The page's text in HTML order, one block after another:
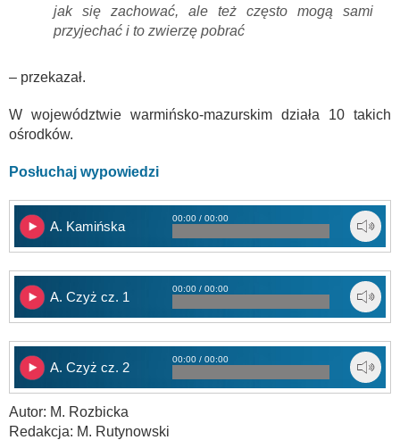
jak się zachować, ale też często mogą sami
przyjechać i to zwierzę pobrać
– przekazał.
W województwie warmińsko-mazurskim działa 10 takich
ośrodków.
Posłuchaj wypowiedzi
A. Kamińska
00:00 / 00:00
A. Czyż cz. 1
00:00 / 00:00
A. Czyż cz. 2
00:00 / 00:00
Autor: M. Rozbicka
Redakcja: M. Rutynowski